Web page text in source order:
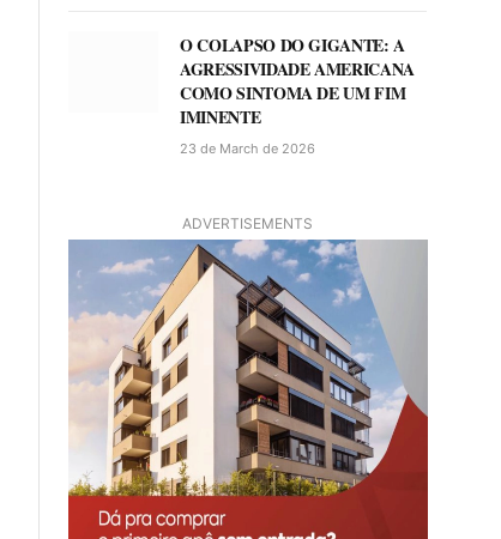
O COLAPSO DO GIGANTE: A
AGRESSIVIDADE AMERICANA
COMO SINTOMA DE UM FIM
IMINENTE
23 de March de 2026
ADVERTISEMENTS